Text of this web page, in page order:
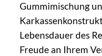
Gummimischung
Lebensdauer des
Freude an Ihrem